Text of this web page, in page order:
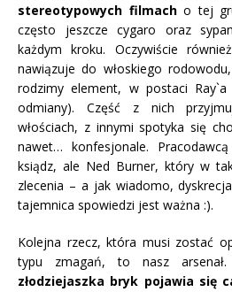
stereotypowych filmacho tej
często jeszcze cygaro oraz
każdym kroku. Oczywiście
nawiązuje do włoskiego
rodzimy element, w postaci
odmiany). Część z nich
włościach, z innymi spotyka się
nawet… konfesjonale.
ksiądz, ale Ned Burner, który w
zlecenia – a jak wiadomo,
tajemnica spowiedzi jest ważna :).
Kolejna rzecz, która musi zostać
typu zmagań, to nasz arsenał.
złodziejaszka bryk pojawia się